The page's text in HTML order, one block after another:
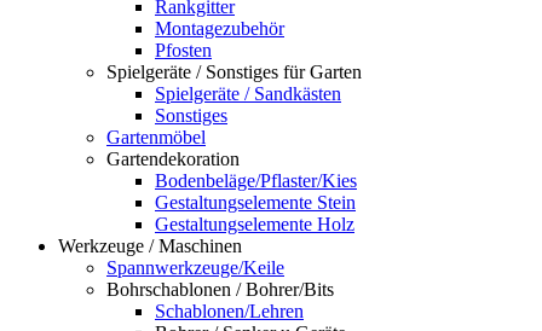
Rankgitter
Montagezubehör
Pfosten
Spielgeräte / Sonstiges für Garten
Spielgeräte / Sandkästen
Sonstiges
Gartenmöbel
Gartendekoration
Bodenbeläge/Pflaster/Kies
Gestaltungselemente Stein
Gestaltungselemente Holz
Werkzeuge / Maschinen
Spannwerkzeuge/Keile
Bohrschablonen / Bohrer/Bits
Schablonen/Lehren